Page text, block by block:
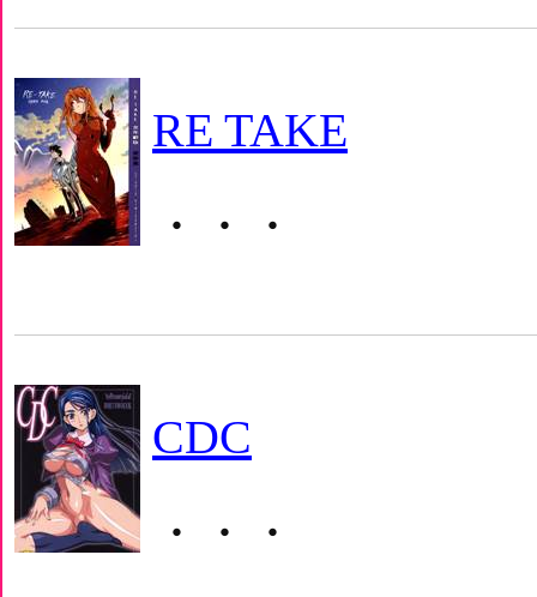
RE TAKE
・・・
CDC
・・・